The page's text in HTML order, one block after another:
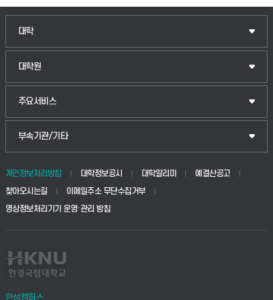
대학
대학원
주요서비스
부속기관/기타
개인정보처리방침 대학정보공시 대학알리미
예결산공고
찾아오시는길
이메일주소 무단수집거부
영상정보처리기기 운영·관리 방침